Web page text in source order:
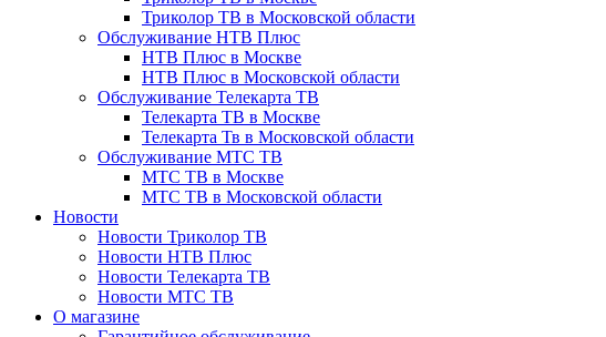
Триколор ТВ в Московской области
Обслуживание НТВ Плюс
НТВ Плюс в Москве
НТВ Плюс в Московской области
Обслуживание Телекарта ТВ
Телекарта ТВ в Москве
Телекарта Тв в Московской области
Обслуживание МТС ТВ
МТС ТВ в Москве
МТС ТВ в Московской области
Новости
Новости Триколор ТВ
Новости НТВ Плюс
Новости Телекарта ТВ
Новости МТС ТВ
О магазине